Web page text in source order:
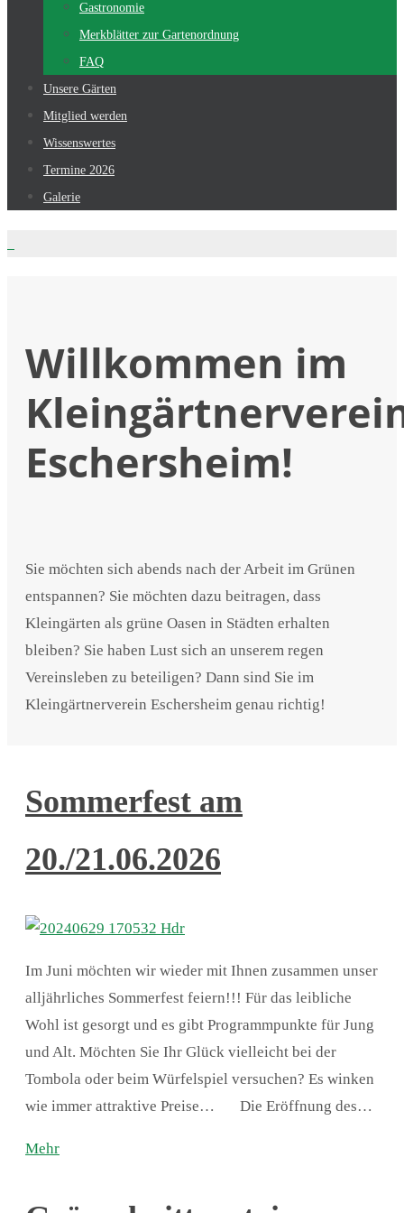
Gastronomie
Merkblätter zur Gartenordnung
FAQ
Unsere Gärten
Mitglied werden
Wissenswertes
Termine 2026
Galerie
Willkommen im
Eschersheim!
Sie möchten sich abends nach der Arbeit im Grünen
entspannen? Sie möchten dazu beitragen, dass
Kleingärten als grüne Oasen in Städten erhalten
bleiben? Sie haben Lust sich an unserem regen
Vereinsleben zu beteiligen? Dann sind Sie im
Kleingärtnerverein Eschersheim genau richtig!
Sommerfest am
20./21.06.2026
Im Juni möchten wir wieder mit Ihnen zusammen unser
alljährliches Sommerfest feiern!!! Für das leibliche
Wohl ist gesorgt und es gibt Programmpunkte für Jung
und Alt. Möchten Sie Ihr Glück vielleicht bei der
Tombola oder beim Würfelspiel versuchen? Es winken
wie immer attraktive Preise… Die Eröffnung des…
Mehr